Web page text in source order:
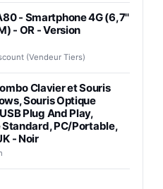
- Smartphone 4G (6,7''
- OR - Version
(Vendeur Tiers)
Clavier et Souris
Souris Optique
Plug And Play,
PC/Portable,
- Noir